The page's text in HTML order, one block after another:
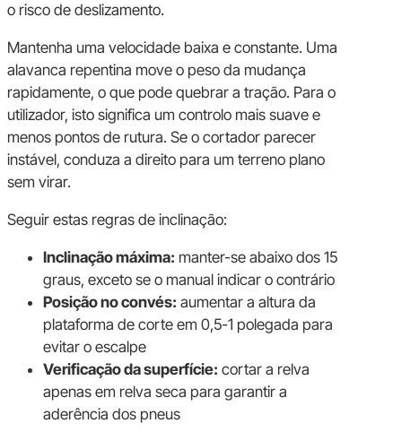
o risco de deslizamento.
Mantenha uma velocidade baixa e constante. Uma
alavanca repentina move o peso da mudança
rapidamente, o que pode quebrar a tração. Para o
utilizador, isto significa um controlo mais suave e
menos pontos de rutura. Se o cortador parecer
instável, conduza a direito para um terreno plano
sem virar.
Seguir estas regras de inclinação:
Inclinação máxima: manter-se abaixo dos 15
graus, exceto se o manual indicar o contrário
Posição no convés: aumentar a altura da
plataforma de corte em 0,5-1 polegada para
evitar o escalpe
Verificação da superfície: cortar a relva
apenas em relva seca para garantir a
aderência dos pneus